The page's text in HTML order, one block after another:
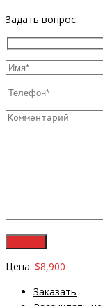
Задать вопрос
Цена: $8,900
Заказать